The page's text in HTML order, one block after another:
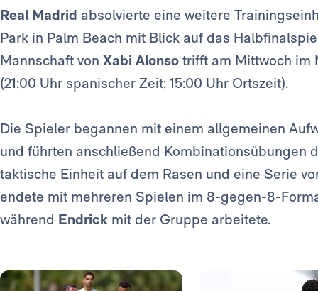
Real Madrid absolvierte eine weitere
Park in Palm Beach mit Blick auf das
Mannschaft von Xabi Alonso trifft am Mittwoch im
(21:00 Uhr spanischer Zeit; 15:00 Uhr Ortszeit).
Die Spieler begannen mit einem allgemeinen
und führten anschließend Kombinationsübungen
taktische Einheit auf dem Rasen und eine Serie
endete mit mehreren Spielen im 8-gegen-8-
während Endrick mit der Gruppe arbeitete.